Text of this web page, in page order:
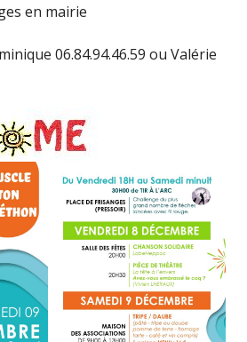
en mairie
06.84.94.46.59 ou Valérie